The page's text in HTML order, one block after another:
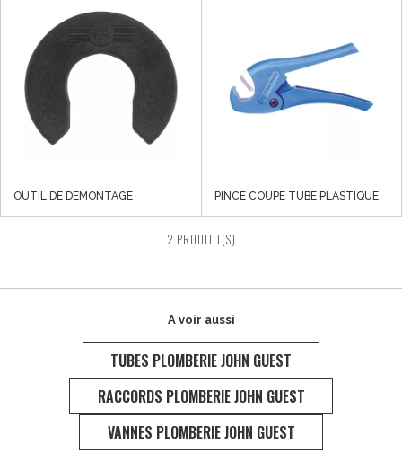
OUTIL DE DEMONTAGE PINCE COUPE TUBE PLASTIQUE
2 PRODUIT(S)
A voir aussi
TUBES PLOMBERIE JOHN GUEST
RACCORDS PLOMBERIE JOHN GUEST
VANNES PLOMBERIE JOHN GUEST